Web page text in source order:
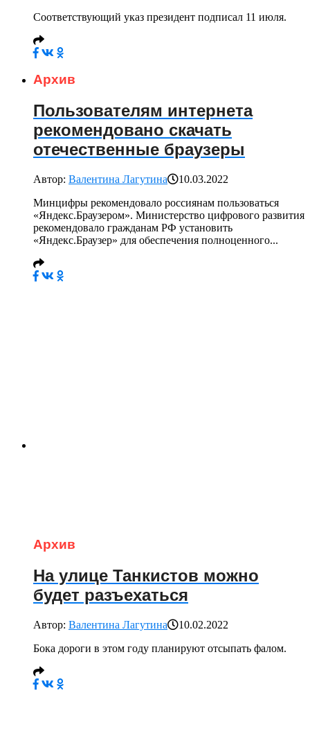
Соответствующий указ президент подписал 11 июля.
Архив
Пользователям интернета
рекомендовано скачать
отечественные браузеры
Автор: Валентина Лагутина
10.03.2022
Минцифры рекомендовало россиянам пользоваться
«Яндекс.Браузером». Министерство цифрового развития
рекомендовало гражданам РФ установить
«Яндекс.Браузер» для обеспечения полноценного...
Архив
На улице Танкистов можно
будет разъехаться
Автор: Валентина Лагутина
10.02.2022
Бока дороги в этом году планируют отсыпать фалом.